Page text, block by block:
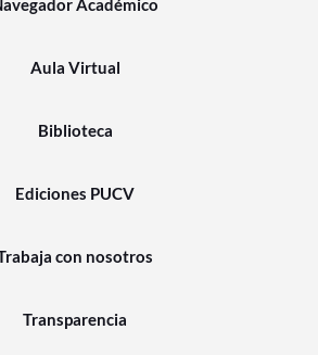
Aula Virtual
Biblioteca
Ediciones PUCV
con nosotros
Transparencia